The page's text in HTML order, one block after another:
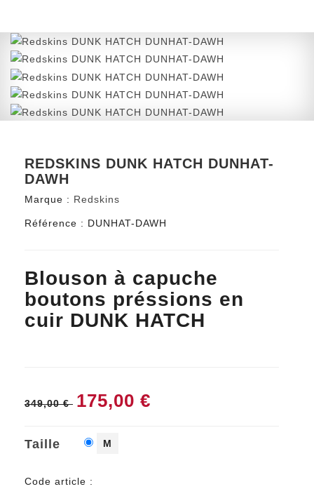
REDSKINS DUNK HATCH DUNHAT-
DAWH
Marque : Redskins
Référence : DUNHAT-DAWH
Blouson à capuche
boutons préssions en
cuir DUNK HATCH
349,00 € 175,00 €
Taille M
Code article :